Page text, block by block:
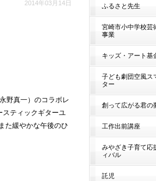
2014年03月14日
野真一）のコラボレ
スティックギターユ
た緩やかな午後のひ
ふるさと先生
宮崎市小中学校芸
事業
キッズ・アート基
子ども劇団空風ス
ター
創って広がる君の
工作出前講座
みやざき子育て応
ィバル
託児